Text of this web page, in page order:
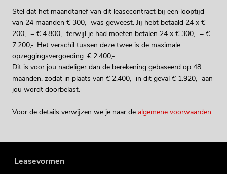
Stel dat het maandtarief van dit leasecontract bij een looptijd
van 24 maanden € 300,- was geweest. Jij hebt betaald 24 x €
200,- = € 4.800,- terwijl je had moeten betalen 24 x € 300,- = €
7.200,-. Het verschil tussen deze twee is de maximale
opzeggingsvergoeding: € 2.400,-
Dit is voor jou nadeliger dan de berekening gebaseerd op 48
maanden, zodat in plaats van € 2.400,- in dit geval € 1.920,- aan
jou wordt doorbelast.
Voor de details verwijzen we je naar de algemene voorwaarden.
Leasevormen